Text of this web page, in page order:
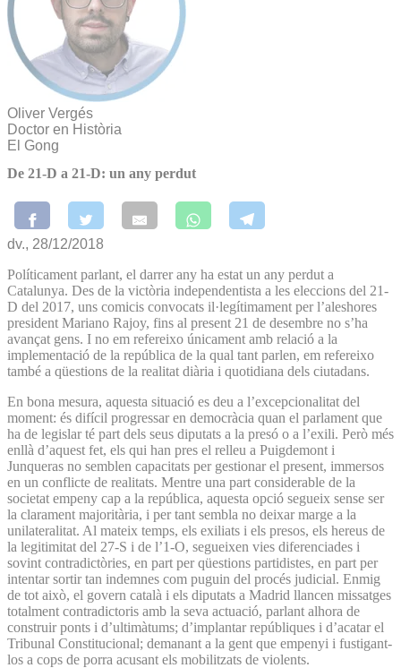
Oliver Vergés
Doctor en Història
El Gong
De 21-D a 21-D: un any perdut
dv., 28/12/2018
Políticament parlant, el darrer any ha estat un any perdut a
Catalunya. Des de la victòria independentista a les eleccions del 21-
D del 2017, uns comicis convocats il·legítimament per l’aleshores
president Mariano Rajoy, fins al present 21 de desembre no s’ha
avançat gens. I no em refereixo únicament amb relació a la
implementació de la república de la qual tant parlen, em refereixo
també a qüestions de la realitat diària i quotidiana dels ciutadans.
En bona mesura, aquesta situació es deu a l’excepcionalitat del
moment: és difícil progressar en democràcia quan el parlament que
ha de legislar té part dels seus diputats a la presó o a l’exili. Però més
enllà d’aquest fet, els qui han pres el relleu a Puigdemont i
Junqueras no semblen capacitats per gestionar el present, immersos
en un conflicte de realitats. Mentre una part considerable de la
societat empeny cap a la república, aquesta opció segueix sense ser
la clarament majoritària, i per tant sembla no deixar marge a la
unilateralitat. Al mateix temps, els exiliats i els presos, els hereus de
la legitimitat del 27-S i de l’1-O, segueixen vies diferenciades i
sovint contradictòries, en part per qüestions partidistes, en part per
intentar sortir tan indemnes com puguin del procés judicial. Enmig
de tot això, el govern català i els diputats a Madrid llancen missatges
totalment contradictoris amb la seva actuació, parlant alhora de
construir ponts i d’ultimàtums; d’implantar repúbliques i d’acatar el
Tribunal Constitucional; demanant a la gent que empenyi i fustigant-
los a cops de porra acusant els mobilitzats de violents.